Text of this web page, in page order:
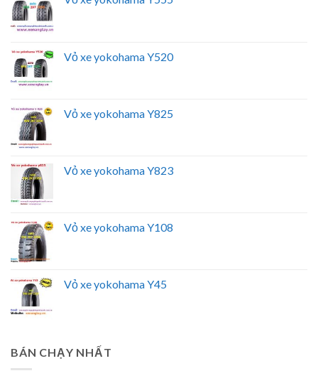
Vỏ xe yokohama Y520
Vỏ xe yokohama Y825
Vỏ xe yokohama Y823
Vỏ xe yokohama Y108
Vỏ xe yokohama Y45
BÁN CHẠY NHẤT